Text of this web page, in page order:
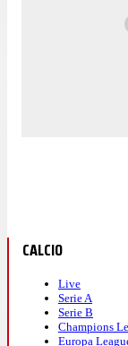
CALCIO
Live
Serie A
Serie B
Champions
Europa